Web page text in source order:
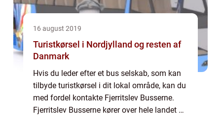
16 august 2019
Turistkørsel i Nordjylland og resten af
Danmark
Hvis du leder efter et bus selskab, som kan
tilbyde turistkørsel i dit lokal område, kan du
med fordel kontakte Fjerritslev Busserne.
Fjerritslev Busserne kører over hele landet –